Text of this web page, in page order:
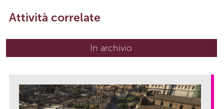
Attività correlate
In archivio